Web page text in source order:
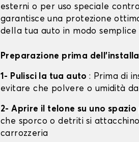
esterni o per uso speciale
garantisce una protezione
della tua auto in modo
Preparazione prima
1- Pulisci la tua auto: Prima di
evitare che polvere o umidità
2- Aprire il telone su uno
che sporco o detriti si
carrozzeria